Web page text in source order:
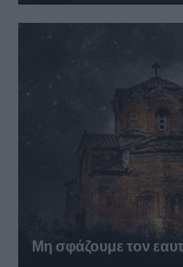
Μη σφάζουμε τον